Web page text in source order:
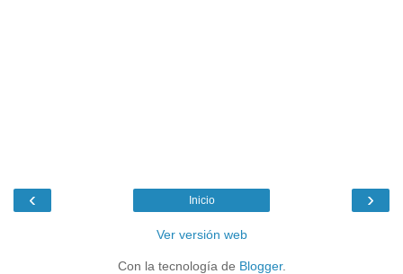
‹ ›
Inicio
Ver versión web
Con la tecnología de Blogger.